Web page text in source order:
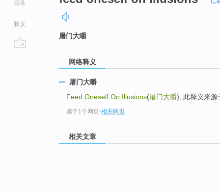
目录
释义
屠门大嚼
网络释义
屠门大嚼
Feed Oneself On Illusions(屠门大嚼), 此释义来源
基于1个网页-相关网页
相关文章